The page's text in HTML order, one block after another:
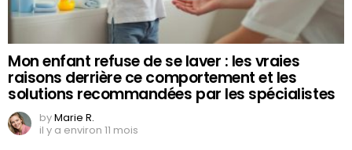
Mon enfant refuse de se laver : les vraies
raisons derrière ce comportement et les
solutions recommandées par les spécialistes
byMarie R.
il y a environ 11 mois